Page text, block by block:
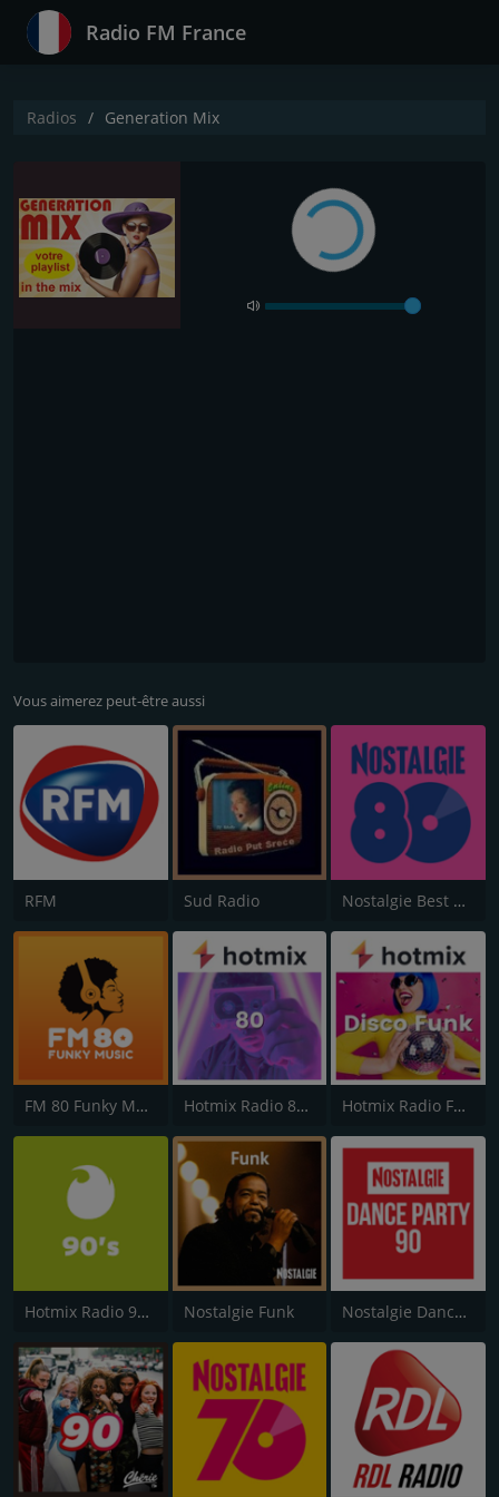
Radio FM France
Radios Generation Mix
Vous aimerez peut-être aussi
RFM Sud Radio Nostalgie Best of 80s
FM 80 Funky Music Hotmix Radio 80's Hotmix Radio Funky
Hotmix Radio 90's Nostalgie Funk Nostalgie Dance Party 90